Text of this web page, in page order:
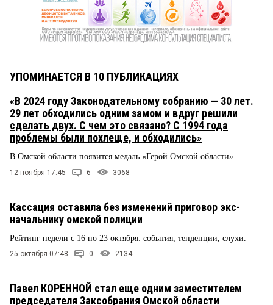
УПОМИНАЕТСЯ В 10 ПУБЛИКАЦИЯХ
«В 2024 году Законодательному собранию — 30 лет.
29 лет обходились одним замом и вдруг решили
сделать двух. С чем это связано? С 1994 года
проблемы были похлеще, и обходились»
В Омской области появится медаль «Герой Омской области»
12 ноября 17:45 6 3068
Кассация оставила без изменений приговор экс-
начальнику омской полиции
Рейтинг недели с 16 по 23 октября: события, тенденции, слухи.
25 октября 07:48 0 2134
Павел КОРЕННОЙ стал еще одним заместителем
председателя Заксобрания Омской области